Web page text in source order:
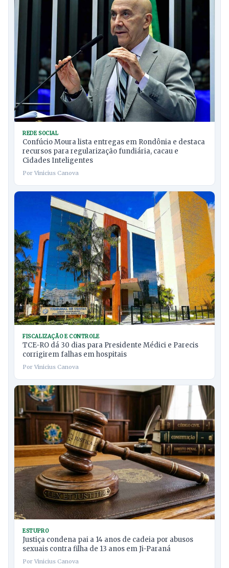
REDE SOCIAL
Confúcio Moura lista entregas em Rondônia e destaca
recursos para regularização fundiária, cacau e
Cidades Inteligentes
Por Vinicius Canova
FISCALIZAÇÃO E CONTROLE
TCE-RO dá 30 dias para Presidente Médici e Parecis
corrigirem falhas em hospitais
Por Vinicius Canova
ESTUPRO
Justiça condena pai a 14 anos de cadeia por abusos
sexuais contra filha de 13 anos em Ji-Paraná
Por Vinicius Canova